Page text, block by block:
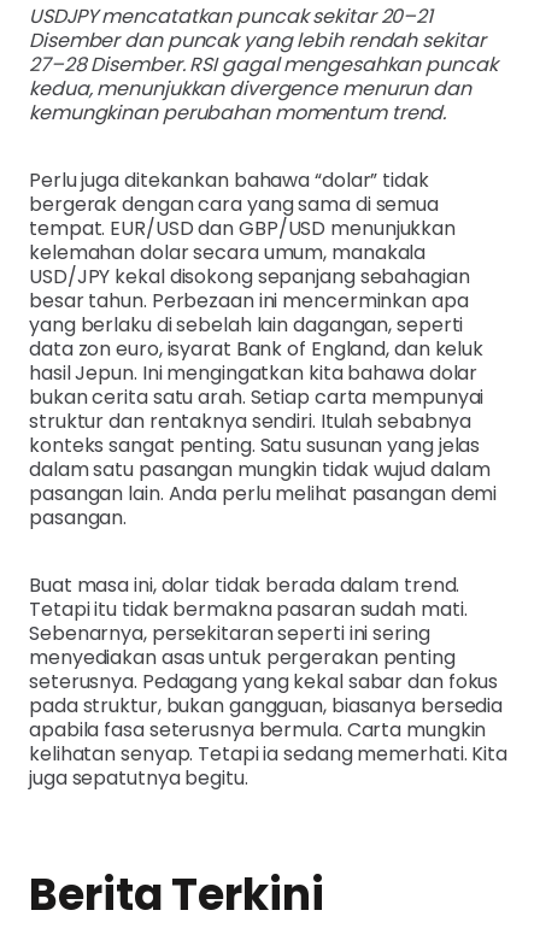
USDJPY mencatatkan puncak sekitar 20–21
Disember dan puncak yang lebih rendah sekitar
27–28 Disember. RSI gagal mengesahkan puncak
kedua, menunjukkan divergence menurun dan
kemungkinan perubahan momentum trend.
Perlu juga ditekankan bahawa “dolar” tidak
bergerak dengan cara yang sama di semua
tempat. EUR/USD dan GBP/USD menunjukkan
kelemahan dolar secara umum, manakala
USD/JPY kekal disokong sepanjang sebahagian
besar tahun. Perbezaan ini mencerminkan apa
yang berlaku di sebelah lain dagangan, seperti
data zon euro, isyarat Bank of England, dan keluk
hasil Jepun. Ini mengingatkan kita bahawa dolar
bukan cerita satu arah. Setiap carta mempunyai
struktur dan rentaknya sendiri. Itulah sebabnya
konteks sangat penting. Satu susunan yang jelas
dalam satu pasangan mungkin tidak wujud dalam
pasangan lain. Anda perlu melihat pasangan demi
pasangan.
Buat masa ini, dolar tidak berada dalam trend.
Tetapi itu tidak bermakna pasaran sudah mati.
Sebenarnya, persekitaran seperti ini sering
menyediakan asas untuk pergerakan penting
seterusnya. Pedagang yang kekal sabar dan fokus
pada struktur, bukan gangguan, biasanya bersedia
apabila fasa seterusnya bermula. Carta mungkin
kelihatan senyap. Tetapi ia sedang memerhati. Kita
juga sepatutnya begitu.
Berita Terkini